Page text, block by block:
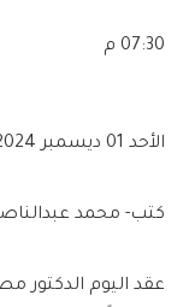
07:30 م
الأحد 01 ديسمبر 2024
كتب- محمد
عقد اليوم الدكتور